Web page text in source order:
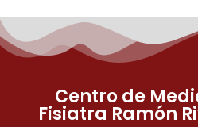
Centro de
Fisiatra Ramón